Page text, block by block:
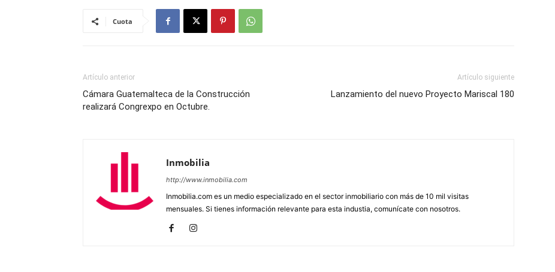
Cuota
Artículo anterior
Cámara Guatemalteca de la Construcción
realizará Congrexpo en Octubre.
Artículo siguiente
Lanzamiento del nuevo Proyecto Mariscal 180
Inmobilia
http://www.inmobilia.com
Inmobilia.com es un medio especializado en el sector inmobiliario con más de 10 mil visitas
mensuales. Si tienes información relevante para esta industia, comunícate con nosotros.